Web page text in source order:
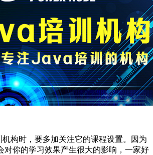
机构时，要多加关注它的课程设置。因为
对你的学习效果产生很大的影响，一家好